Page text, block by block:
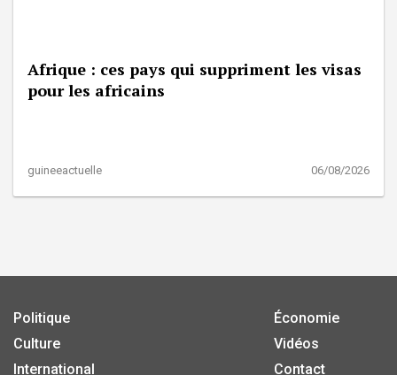
Afrique : ces pays qui suppriment les visas
pour les africains
guineeactuelle 06/08/2026
Politique
Culture
International
Économie
Vidéos
Contact